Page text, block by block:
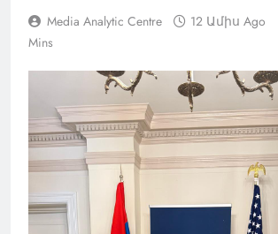
Media Analytic Centre 12 Ամիս Ago
Mins